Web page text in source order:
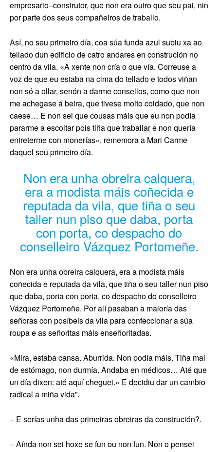
empresario–construtor, que non era outro que seu pai, nin
por parte dos seus compañeiros de traballo.
Así, no seu primeiro día, coa súa funda azul subiu xa ao
tellado dun edificio de catro andares en construción no
centro da vila. «A xente non cría o que vía. Correuse a
voz de que eu estaba na cima do tellado e todos viñan
non só a ollar, senón a darme consellos, como que non
me achegase á beira, que tivese moito coidado, que non
caese… E non sei que cousas máis que eu non podía
pararme a escoitar pois tiña que traballar e non quería
entreterme con monerías», rememora a Mari Carme
daquel seu primeiro día.
Non era unha obreira calquera,
era a modista máis coñecida e
reputada da vila, que tiña o seu
taller nun piso que daba, porta
con porta, co despacho do
conselleiro Vázquez Portomeñe.
Non era unha obreira calquera, era a modista máis
coñecida e reputada da vila, que tiña o seu taller nun piso
que daba, porta con porta, co despacho do conselleiro
Vázquez Portomeñe. Por alí pasaban a maioría das
señoras con posíbeis da vila para confeccionar a súa
roupa e as señoritas máis enseñoritadas.
«Mira, estaba cansa. Aburrida. Non podía máis. Tiña mal
de estómago, non durmía. Andaba en médicos… Até que
un día dixen: até aquí cheguei.» E decidiu dar un cambio
radical a miña vida”.
– E serías unha das primeiras obreiras da construción?.
– Aínda non sei hoxe se fun ou non fun. Non o pensei